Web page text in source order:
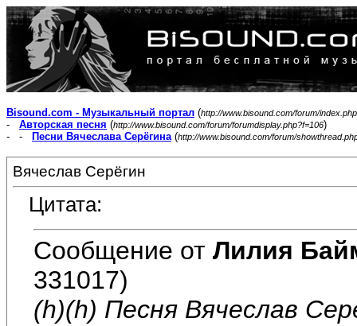
Bisound.com - Музыкальный портал (http://www.bisound.com/forum/index.php
- Авторская песня (http://www.bisound.com/forum/forumdisplay.php?f=106)
- -
Песни Вячеслава Серёгина(http://www.bisound.com/forum/
Вячеслав Серёгин
Цитата:
Сообщение от Лилия
331017)
(h)(h) Песня Вячеслав